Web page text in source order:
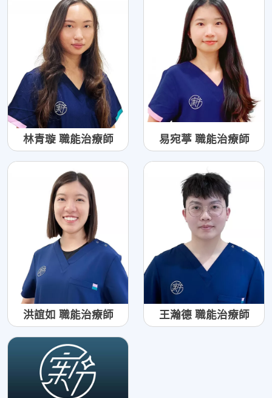
林青璇 職能治療師 易宛葶 職能治療師
洪誼如 職能治療師 王瀚德 職能治療師